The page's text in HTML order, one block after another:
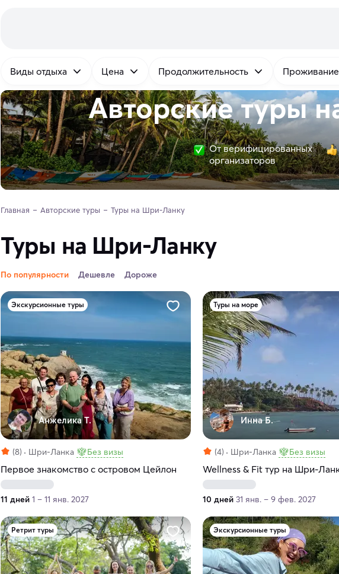
Виды отдыха Цена Продолжительность Проживание
Авторские туры
От верифицированных
организаторов
Главная Авторские туры Туры на Шри-Ланку
Туры на Шри-Ланку
По популярности Дешевле Дороже
Экскурсионные туры
Анжелика Т.
(8) Шри-Ланка Без визы
Первое знакомство с островом Цейлон
11 дней 1 – 11 янв. 2027
Туры на море
Инна Б.
(4) Шри-Ланка Без визы
Wellness & Fit тур на Шри-
10 дней 31 янв. – 9 фев. 2027
Ретрит туры Экскурсионные туры